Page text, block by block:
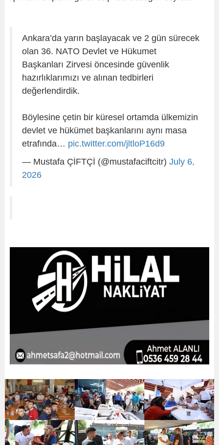
Ankara’da yarın başlayacak ve 2 gün sürecek
olan 36. NATO Devlet ve Hükumet
Başkanları Zirvesi öncesinde güvenlik
hazırlıklarımızı ve alınan tedbirleri
değerlendirdik.
Böylesine çetin bir küresel ortamda ülkemizin
devlet ve hükümet başkanlarını aynı masa
etrafında… pic.twitter.com/jltloP16d9
— Mustafa ÇİFTÇİ (@mustafaciftcitr) July 6,
2026